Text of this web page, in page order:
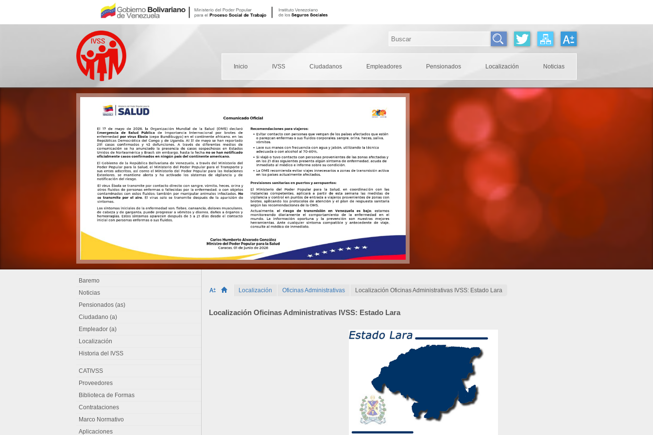
Localización Oficinas Administrativas Localización Oficinas Administrativas IVSS: Estado Lara
Localización Oficinas Administrativas IVSS: Estado Lara
Baremo
Noticias
Pensionados (as)
Ciudadano (a)
Empleador (a)
Localización
Historia del IVSS
CATIVSS
Proveedores
Biblioteca de Formas
Contrataciones
Marco Normativo
Aplicaciones
Inicio IVSS Ciudadanos Empleadores Pensionados Localización Noticias